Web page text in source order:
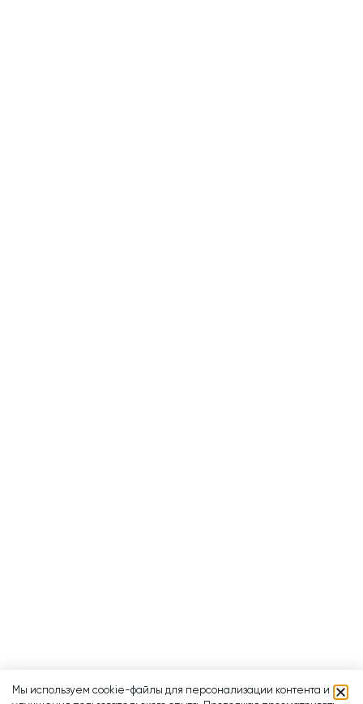
Мы используем cookie-файлы для персонализации контента и